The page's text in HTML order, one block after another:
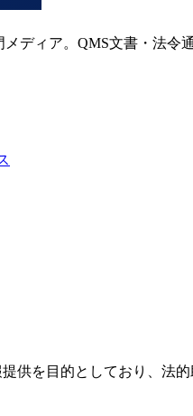
ディア。QMS文書・法令
供を目的としており、法